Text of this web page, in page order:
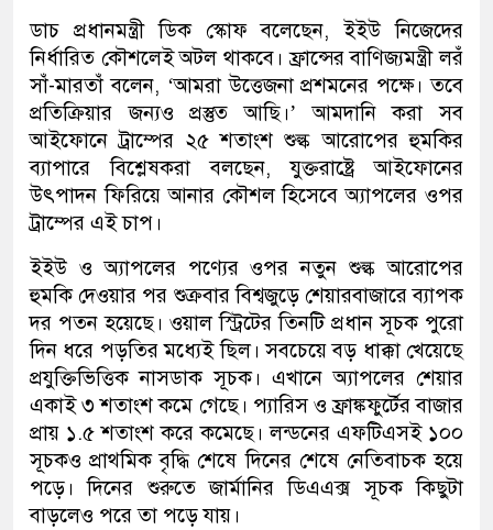
ডাচ প্রধানমন্ত্রী ডিক স্কোফ বলেছেন, ইইউ নিজেদের
নির্ধারিত কৌশলেই অটল থাকবে। ফ্রান্সের বাণিজ্যমন্ত্রী লরঁ
সাঁ-মারতাঁ বলেন, ‘আমরা উত্তেজনা প্রশমনের পক্ষে। তবে
প্রতিক্রিয়ার জন্যও প্রস্তুত আছি।’ আমদানি করা সব
আইফোনে ট্রাম্পের ২৫ শতাংশ শুল্ক আরোপের হুমকির
ব্যাপারে বিশ্লেষকরা বলছেন, যুক্তরাষ্ট্রে আইফোনের
উৎপাদন ফিরিয়ে আনার কৌশল হিসেবে অ্যাপলের ওপর
ট্রাম্পের এই চাপ।
ইইউ ও অ্যাপলের পণ্যের ওপর নতুন শুল্ক আরোপের
হুমকি দেওয়ার পর শুক্রবার বিশ্বজুড়ে শেয়ারবাজারে ব্যাপক
দর পতন হয়েছে। ওয়াল স্ট্রিটের তিনটি প্রধান সূচক পুরো
দিন ধরে পড়তির মধ্যেই ছিল। সবচেয়ে বড় ধাক্কা খেয়েছে
প্রযুক্তিভিত্তিক নাসডাক সূচক। এখানে অ্যাপলের শেয়ার
একাই ৩ শতাংশ কমে গেছে। প্যারিস ও ফ্রাঙ্কফুর্টের বাজার
প্রায় ১.৫ শতাংশ করে কমেছে। লন্ডনের এফটিএসই ১০০
সূচকও প্রাথমিক বৃদ্ধি শেষে দিনের শেষে নেতিবাচক হয়ে
পড়ে। দিনের শুরুতে জার্মানির ডিএএক্স সূচক কিছুটা
বাড়লেও পরে তা পড়ে যায়।